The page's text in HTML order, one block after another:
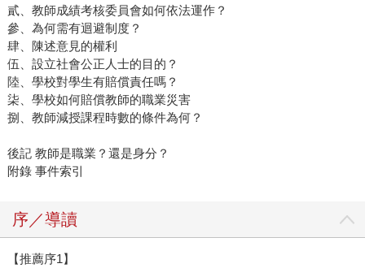
貳、教師成績考核委員會如何依法運作？
參、為何需有迴避制度？
肆、陳述意見的權利
伍、設立社會公正人士的目的？
陸、學校對學生有賠償責任嗎？
柒、學校如何賠償教師的職業災害
捌、教師減授課程時數的條件為何？
後記 教師是職業？還是身分？
附錄 事件索引
序／導讀
【推薦序1】